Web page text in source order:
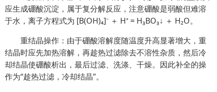
应生成硼酸沉淀，属于复分解反应，注意硼酸是弱酸但难溶
于水，离子方程式为 [B(OH)₄]⁻ ＋ H⁺ = H₃BO₃↓ ＋ H₂O。
重结晶操作：由于硼酸溶解度随温度升高显著增大，重
结晶时应先加热溶解，再趁热过滤除去不溶性杂质，然后冷
却结晶使硼酸析出，最后过滤、洗涤、干燥。因此补全的操
作为“趁热过滤，冷却结晶”。